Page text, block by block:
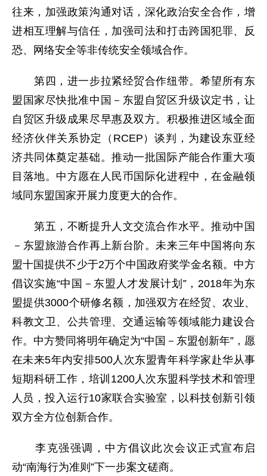
往来，加强政策沟通对话，深化政治安全合作，增
进相互理解与信任，加强司法和打击跨国犯罪、反
恐、网络安全等非传统安全领域合作。
第四，进一步拉紧经贸合作纽带。希望所有东
盟国家尽快批准中国－东盟自贸区升级议定书，让
自贸区升级成果尽早惠及双方。积极推进区域全面
经济伙伴关系协定（RCEP）谈判，为建设东亚经
济共同体奠定基础。推动一批国际产能合作重大项
目落地。中方愿在人民币国际化进程中，在金融领
域同东盟国家开展力度更大的合作。
第五，不断提升人文交流合作水平。推动中国
－东盟旅游合作再上新台阶。未来三年中国将向东
盟十国提供不少于2万个中国政府奖学金名额。中方
倡议实施“中国－东盟人才发展计划”，2018年为东
盟提供3000个研修名额，加强双方在经贸、农业、
科教文卫、公共管理、交通运输等领域能力建设合
作。中方赞同将明年确定为“中国－东盟创新年”，愿
在未来5年内安排500人次东盟青年科学家赴华从事
短期科研工作，培训1200人次东盟科学技术和管理
人员，投入运行10家联合实验室，以科技创新引领
双方全方位创新合作。
李克强强调，中方倡议此次会议正式宣布启
动“南海行为准则”下一步案文磋商。